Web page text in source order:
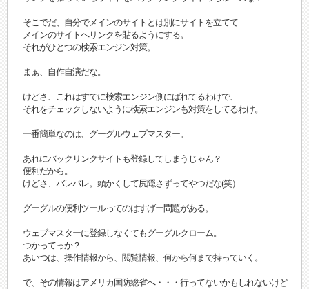
そこでだ、自分でメインのサイトとは別にサイトを立てて
メインのサイトへリンクを貼るようにする。
それがひとつの検索エンジン対策。
まぁ、自作自演だな。
けどさ、これはすでに検索エンジン側にばれてるわけで、
それをチェックしないように検索エンジンも対策をしてるわけ。
一番簡単なのは、グーグルウェブマスター。
あれにバックリンクサイトも登録してしまうじゃん？
便利だから。
けどさ、バレバレ。頭かくして尻隠さずってやつだな(笑）
グーグルの便利ツールってのはすげー問題がある。
ウェブマスターに登録しなくてもグーグルクローム。
つかってっか？
あいつは、操作情報から、閲覧情報、何から何まで持っていく。
で、その情報はアメリカ国防総省へ・・・行ってないかもしれないけど